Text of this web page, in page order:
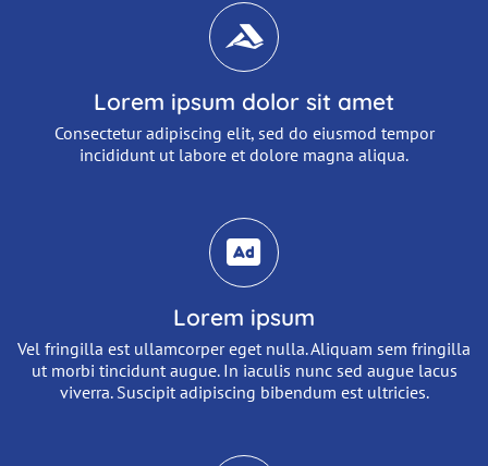
Abschnitt für Icons und Features
Lorem ipsum dolor sit amet
Consectetur adipiscing elit, sed do eiusmod tempor
incididunt ut labore et dolore magna aliqua.
Lorem ipsum
Vel fringilla est ullamcorper eget nulla. Aliquam sem fringilla
ut morbi tincidunt augue. In iaculis nunc sed augue lacus
viverra. Suscipit adipiscing bibendum est ultricies.